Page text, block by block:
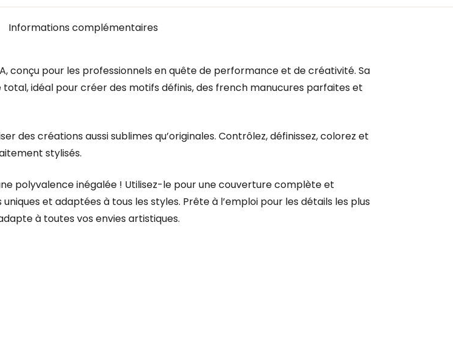
Informations complémentaires
conçu pour les professionnels en quête de performance et de créativité. Sa
idéal pour créer des motifs définis, des french manucures parfaites et
des créations aussi sublimes qu’originales. Contrôlez, définissez, colorez et
stylisés.
polyvalence inégalée ! Utilisez-le pour une couverture complète et
et adaptées à tous les styles. Prête à l’emploi pour les détails les plus
à toutes vos envies artistiques.